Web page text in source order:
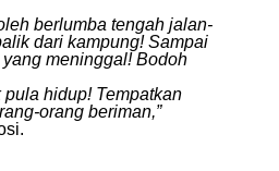
berlumba tengah jalan-
dari kampung! Sampai
meninggal! Bodoh
pula hidup! Tempatkan
orang beriman,”